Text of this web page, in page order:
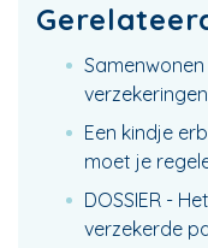
verzekeringen
Een kindje
moet je
DOSSIER -
verzekerde